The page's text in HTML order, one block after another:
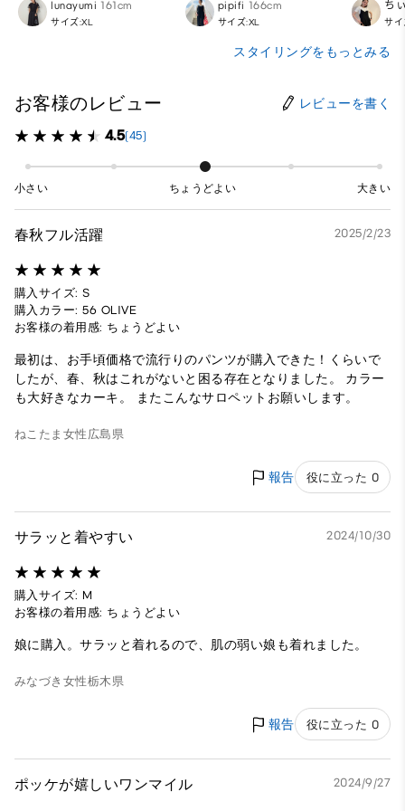
lunayumi 161cm
サイズ:XL
pipifi 166cm
サイズ:XL
ち
サ
スタイリングをもっとみる
お客様のレビュー レビューを書く
4.5(45)
小さい ちょうどよい 大きい
春秋フル活躍 2025/2/23
購入サイズ: S
購入カラー: 56 OLIVE
お客様の着用感: ちょうどよい
最初は、お手頃価格で流行りのパンツが購入できた！くらいで
したが、春、秋はこれがないと困る存在となりました。 カラー
も大好きなカーキ。 またこんなサロペットお願いします。
ねこたま 女性 広島県
報告 役に立った 0
サラッと着やすい 2024/10/30
購入サイズ: M
お客様の着用感: ちょうどよい
娘に購入。サラッと着れるので、肌の弱い娘も着れました。
みなづき 女性栃木県
報告 役に立った 0
ポッケが嬉しいワンマイル 2024/9/27